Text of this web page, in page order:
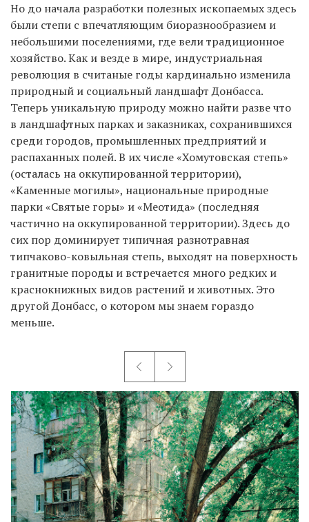
Но до начала разработки полезных ископаемых здесь
были степи с впечатляющим биоразнообразием и
небольшими поселениями, где вели традиционное
хозяйство. Как и везде в мире, индустриальная
революция в считаные годы кардинально изменила
природный и социальный ландшафт Донбасса.
Теперь уникальную природу можно найти разве что
в ландшафтных парках и заказниках, сохранившихся
среди городов, промышленных предприятий и
распаханных полей. В их числе «Хомутовская степь»
(осталась на оккупированной территории),
«Каменные могилы», национальные природные
парки «Святые горы» и «Меотида» (последняя
частично на оккупированной территории). Здесь до
сих пор доминирует типичная разнотравная
типчаково-ковыльная степь, выходят на поверхность
гранитные породы и встречается много редких и
краснокнижных видов растений и животных. Это
другой Донбасс, о котором мы знаем гораздо
меньше.